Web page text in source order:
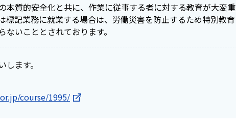
本質的安全化と共に、作業に従事する者に対する教育が大変重
標記業務に就業する場合は、労働災害を防止するため特別教育
いこととされております。
ます。
course/1995/